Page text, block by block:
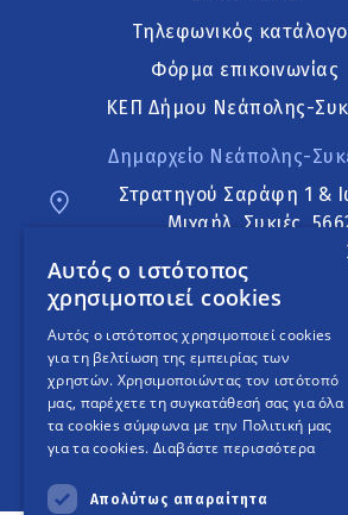
Τηλεφωνικός
Φόρμα επικοινωνίας
ΚΕΠ Δήμου Νεάπολης-
Δημαρχείο Νεάπολης-
Στρατηγού Σαράφη 1 &
Μιχαήλ, Συκιές,
Ακολουθήστε
English Version
An project
Αυτός ο ιστότοπος
χρησιμοποιεί cookies
Αυτός ο ιστότοπος χρησιμοποιεί cookies
για τη βελτίωση της εμπειρίας των
χρηστών. Χρησιμοποιώντας τον ιστότοπό
μας, παρέχετε τη συγκατάθεσή σας για όλα
τα cookies σύμφωνα με την Πολιτική μας
για τα cookies. Διαβάστε περισσότερα
Απολύτως απαραίτητα